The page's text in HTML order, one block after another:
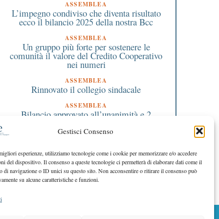
Gestisci Consenso
esperienze, utilizziamo tecnologie come i cookie per memorizzare e/o accedere
del dispositivo. Il consenso a queste tecnologie ci permetterà di elaborare dati come il
di navigazione o ID unici su questo sito. Non acconsentire o ritirare il consenso può
su alcune caratteristiche e funzioni.
ASSEMBLEA
L’impegno condiviso che diventa risultato
ecco il bilancio 2025 della nostra Bcc
ASSEMBLEA
Un gruppo più forte per sostenere le
comunità il valore del Credito Cooperativo
nei numeri
ASSEMBLEA
Rinnovato il collegio sindacale
ASSEMBLEA
Bilancio approvato all’unanimità e 2
EDITORIALE PRESIDENTE
Costruire futuro insieme